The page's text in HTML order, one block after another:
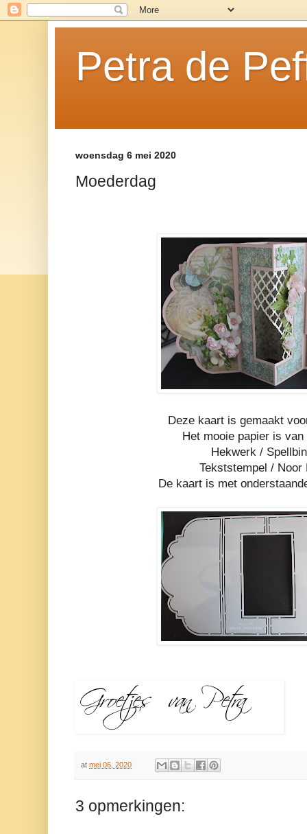
Petra de
woensdag 6 mei 2020
Moederdag
Deze kaart is gemaakt
Het mooie papier is van
Hekwerk /
Tekststempel / Noor
De kaart is met
at mei 06, 2020
3 opmerkingen: